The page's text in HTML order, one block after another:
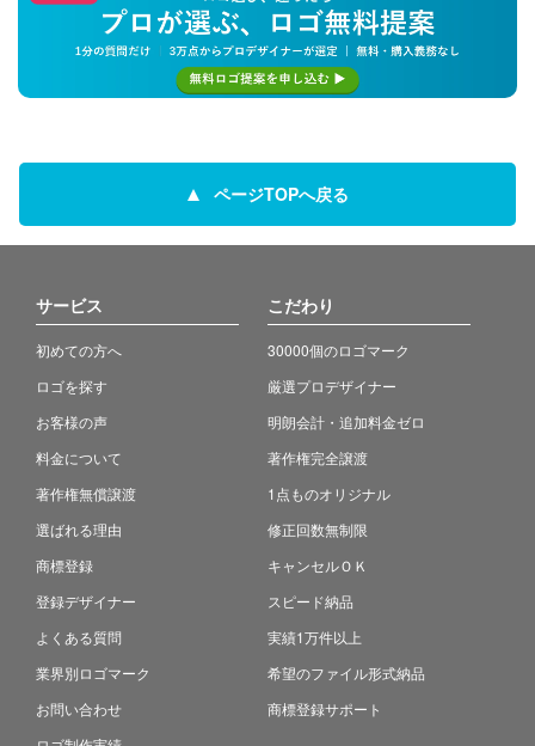
ページTOPへ戻る
サービス
初めての方へ
ロゴを探す
お客様の声
料金について
著作権無償譲渡
選ばれる理由
商標登録
登録デザイナー
よくある質問
業界別ロゴマーク
お問い合わせ
こだわり
30000個のロゴマーク
厳選プロデザイナー
明朗会計・追加料金ゼロ
著作権完全譲渡
1点ものオリジナル
修正回数無制限
キャンセルＯＫ
スピード納品
実績1万件以上
希望のファイル形式納品
商標登録サポート